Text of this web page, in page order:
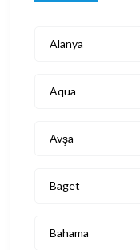
Alanya
Aqua
Avşa
Baget
Bahama